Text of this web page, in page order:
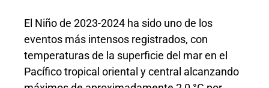
El Niño de 2023-2024 ha sido uno de los
eventos más intensos registrados, con
temperaturas de la superficie del mar en el
Pacífico tropical oriental y central alcanzando